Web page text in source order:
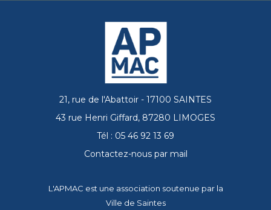
21, rue de l'Abattoir - 17100 SAINTES
43 rue Henri Giffard, 87280 LIMOGES
Tél : 05 46 92 13 69
Contactez-nous par mail
L'APMAC est une association soutenue par la
Ville de Saintes